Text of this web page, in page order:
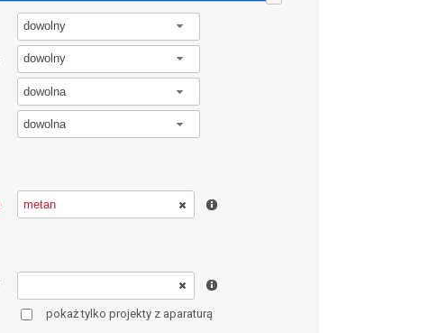
dowolny
dowolny
dowolna
dowolna
pokaż tylko projekty z aparaturą